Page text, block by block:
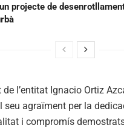
projecte de
de l’entitat Ignacio Ortiz
seu agraïment per la
i compromís